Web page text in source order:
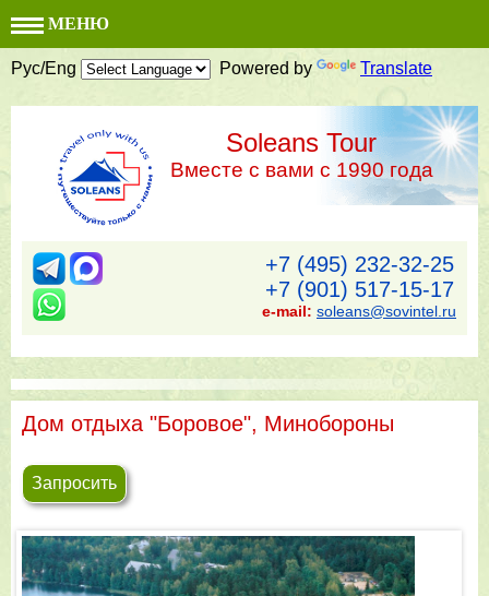
МЕНЮ
Рус/Eng Powered by Translate
Soleans Tour
Вместе с вами с 1990 года
+7 (495) 232-32-25
+7 (901) 517-15-17
e-mail: soleans@sovintel.ru
Дом отдыха "Боровое", Минобороны
Запросить